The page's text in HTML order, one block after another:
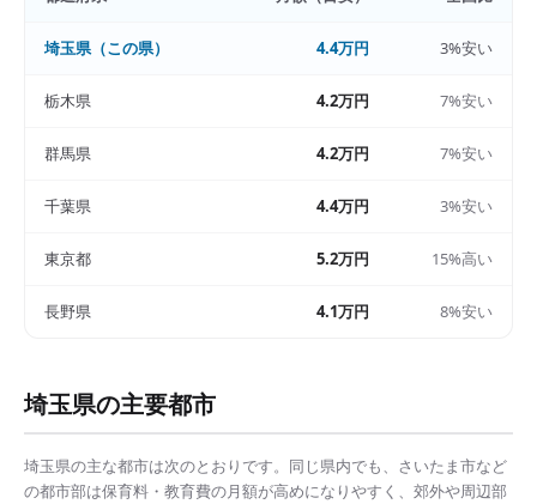
埼玉県（この県） 4.4万円 3%安い
栃木県 4.2万円 7%安い
群馬県 4.2万円 7%安い
千葉県 4.4万円 3%安い
東京都 5.2万円 15%高い
長野県 4.1万円 8%安い
埼玉県の主要都市
埼玉県の主な都市は次のとおりです。同じ県内でも、 さいたま市など
の都市部は保育料・教育費の月額が高めになりやすく、郊外や周辺部